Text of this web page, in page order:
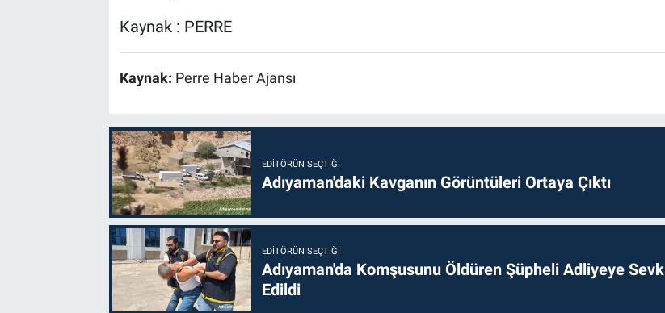
Kaynak : PERRE
Kaynak: Perre Haber Ajansı
EDITÖRÜN SEÇTIĞI
Adıyaman'daki Kavganın Görüntüleri Ortaya Çıktı
EDITÖRÜN SEÇTIĞI
Adıyaman'da Komşusunu Öldüren Şüpheli Adliyeye Sevk
Edildi